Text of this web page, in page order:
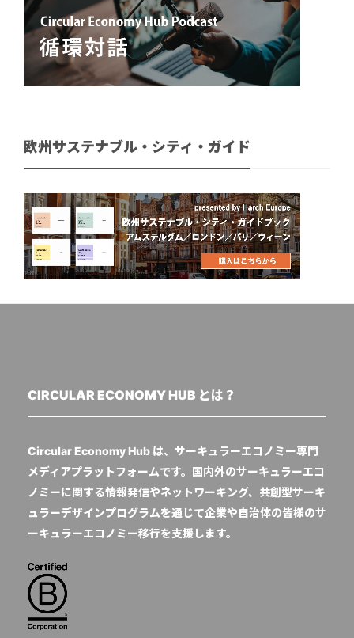
欧州サステナブル・シティ・ガイド
CIRCULAR ECONOMY HUB とは？
Circular Economy Hub は、サーキュラーエコノミー専門
メディアプラットフォームです。国内外のサーキュラーエコ
ノミーに関する情報発信やネットワーキング、共創型サーキ
ュラーデザインプログラムを通じて企業や自治体の皆様のサ
ーキュラーエコノミー移行を支援します。